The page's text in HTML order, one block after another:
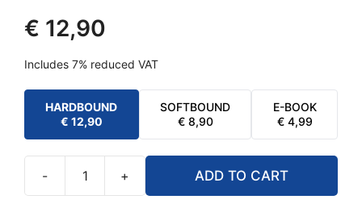
€ 12,90
Includes 7% reduced VAT
HARDBOUND
€ 12,90
SOFTBOUND
€8,90
E-BOOK
€4,99
- + ADD TO CART